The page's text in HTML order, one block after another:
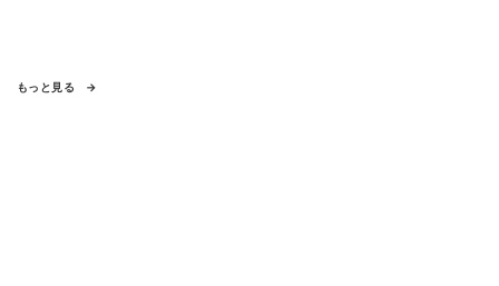
もっと見る